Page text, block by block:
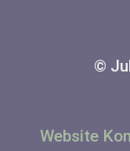
©
Website